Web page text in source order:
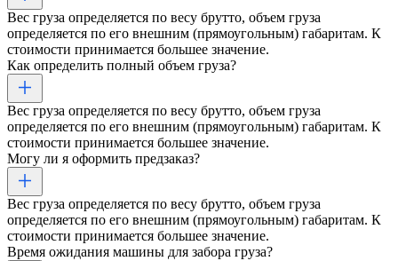
Вес груза определяется по весу брутто, объем груза
определяется по его внешним (прямоугольным) габаритам. К
стоимости принимается большее значение.
Как определить полный объем груза?
Вес груза определяется по весу брутто, объем груза
определяется по его внешним (прямоугольным) габаритам. К
стоимости принимается большее значение.
Могу ли я оформить предзаказ?
Вес груза определяется по весу брутто, объем груза
определяется по его внешним (прямоугольным) габаритам. К
стоимости принимается большее значение.
Время ожидания машины для забора груза?